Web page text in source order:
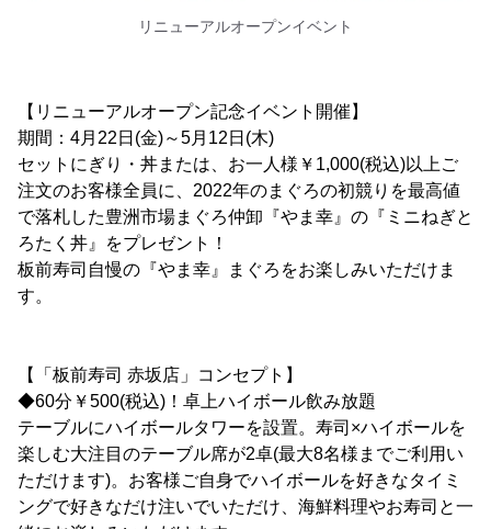
リニューアルオープンイベント
【リニューアルオープン記念イベント開催】
期間：4月22日(金)～5月12日(木)
セットにぎり・丼または、お一人様￥1,000(税込)以上ご
注文のお客様全員に、2022年のまぐろの初競りを最高値
で落札した豊洲市場まぐろ仲卸『やま幸』の『ミニねぎと
ろたく丼』をプレゼント！
板前寿司自慢の『やま幸』まぐろをお楽しみいただけま
す。
【「板前寿司 赤坂店」コンセプト】
◆60分￥500(税込)！卓上ハイボール飲み放題
テーブルにハイボールタワーを設置。寿司×ハイボールを
楽しむ大注目のテーブル席が2卓(最大8名様までご利用い
ただけます)。お客様ご自身でハイボールを好きなタイミ
ングで好きなだけ注いでいただけ、海鮮料理やお寿司と一